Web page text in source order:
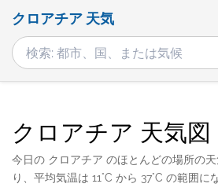
クロアチア 天気
クロアチア 天気図
今日の クロアチア のほとんどの場所の
り、平均気温は 11°C から 37°C の範囲に